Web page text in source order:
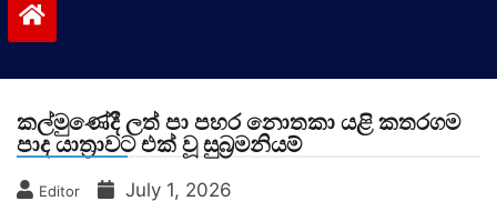
කල්මුණේදී ලත් පා පහර නොතකා යළි කතරගම
පාද යාත්‍රාවට එක් වූ සුබ්‍රමනියම්
Editor July 1, 2026